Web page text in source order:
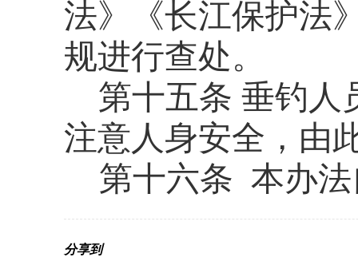
法》
《长江保护法
规进行查处。
第十五条 垂钓人
注意人身安全，由
第十六条 本办
分享到